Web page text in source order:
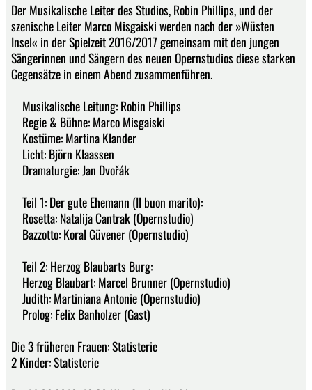
Der Musikalische Leiter des Studios, Robin Phillips, und der
szenische Leiter Marco Misgaiski werden nach der »Wüsten
Insel« in der Spielzeit 2016/2017 gemeinsam mit den jungen
Sängerinnen und Sängern des neuen Opernstudios diese starken
Gegensätze in einem Abend zusammenführen.
Musikalische Leitung: Robin Phillips
Regie & Bühne: Marco Misgaiski
Kostüme: Martina Klander
Licht: Björn Klaassen
Dramaturgie: Jan Dvořák
Teil 1: Der gute Ehemann (Il buon marito):
Rosetta: Natalija Cantrak (Opernstudio)
Bazzotto: Koral Güvener (Opernstudio)
Teil 2: Herzog Blaubarts Burg:
Herzog Blaubart: Marcel Brunner (Opernstudio)
Judith: Martiniana Antonie (Opernstudio)
Prolog: Felix Banholzer (Gast)
Die 3 früheren Frauen: Statisterie
2 Kinder: Statisterie